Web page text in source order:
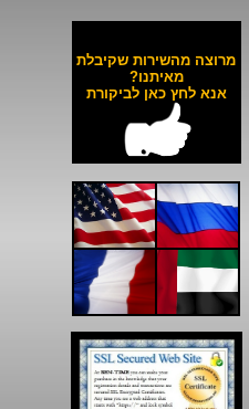
באתר ולכל חלקי הארץ!
__________________
כל השעונים באתר עד 6
תשלומים ללא ריבית!
__________________
האתר מאובטח בהצפנת
SSL מתקדמת
מרוצה מהשירות שקיבלת
מאיתנו?
אנא לחץ כאן לביקורת